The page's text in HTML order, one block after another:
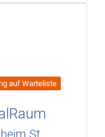
auf Warteliste
St.